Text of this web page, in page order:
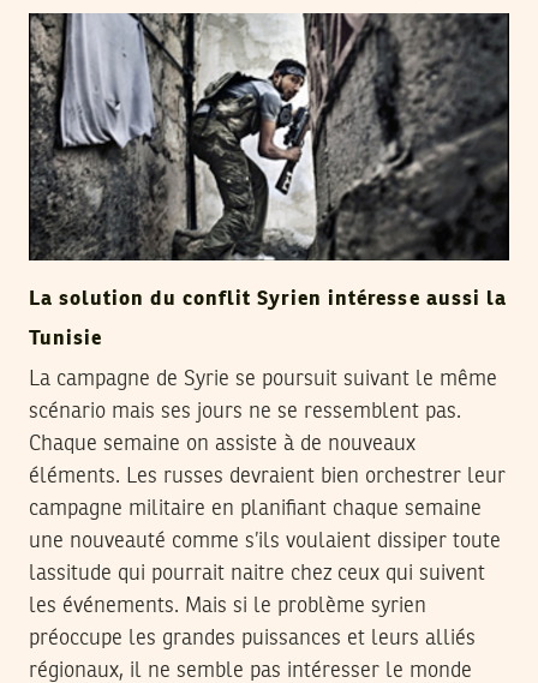
La solution du conflit Syrien intéresse aussi la
Tunisie
La campagne de Syrie se poursuit suivant le même
scénario mais ses jours ne se ressemblent pas.
Chaque semaine on assiste à de nouveaux
éléments. Les russes devraient bien orchestrer leur
campagne militaire en planifiant chaque semaine
une nouveauté comme s’ils voulaient dissiper toute
lassitude qui pourrait naitre chez ceux qui suivent
les événements. Mais si le problème syrien
préoccupe les grandes puissances et leurs alliés
régionaux, il ne semble pas intéresser le monde